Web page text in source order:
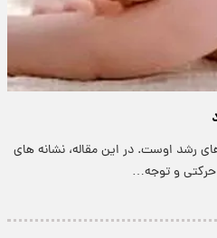
رشد اوست. در این مقاله، نشانه های
حرکتی و توجه…